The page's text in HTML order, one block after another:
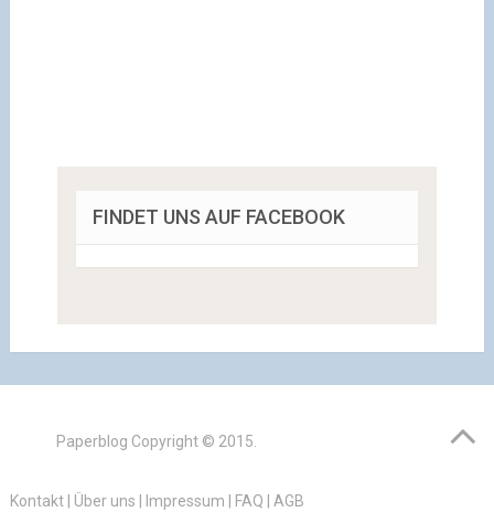
FINDET UNS AUF FACEBOOK
Paperblog Copyright © 2015.
Kontakt| Über uns | Impressum | FAQ | AGB